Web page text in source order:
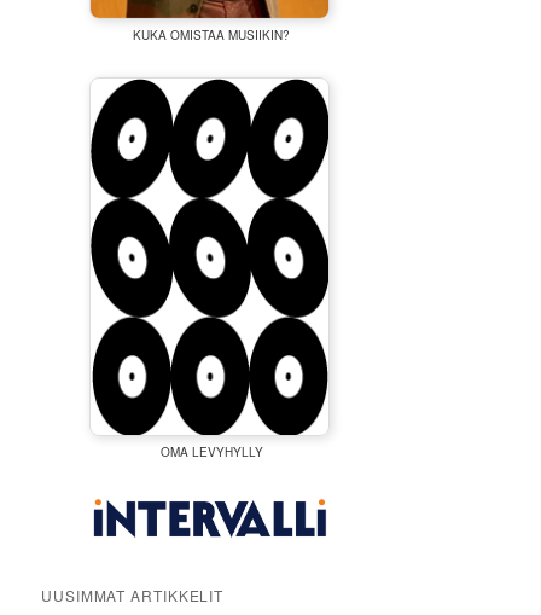
KUKA OMISTAA MUSIIKIN?
OMA LEVYHYLLY
UUSIMMAT ARTIKKELIT